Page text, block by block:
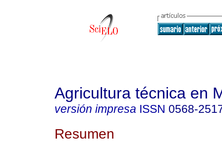
Agricultura técnica en
versión impresa ISSN 0568-
Resumen